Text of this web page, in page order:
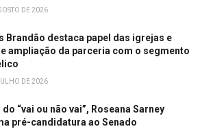
DE 2026
Brandão destaca papel das igrejas e
ampliação da parceria com o segmento
DE 2026
do “vai ou não vai”, Roseana Sarney
pré-candidatura ao Senado